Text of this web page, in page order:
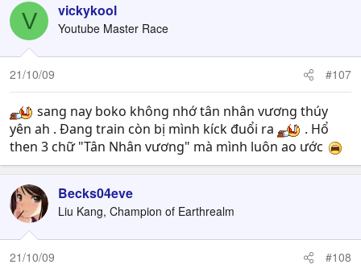
V vickykool
Youtube Master Race
21/10/09 #107
sang nay boko không nhớ tân nhân vương thúy
yên ah . Đang train còn bị mình kíck đuổi ra
. Hổ
then 3 chữ "Tân Nhân vương" mà mình luôn ao ước
Becks04eve
Liu Kang, Champion of Earthrealm
21/10/09 #108